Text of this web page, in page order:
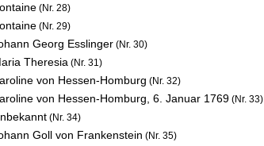
(Nr. 28)
(Nr. 29)
Georg Esslinger (Nr. 30)
Theresia (Nr. 31)
von Hessen-Homburg (Nr. 32)
von Hessen-Homburg, 6. Januar 1769 (Nr. 33)
(Nr. 34)
Goll von Frankenstein (Nr. 35)